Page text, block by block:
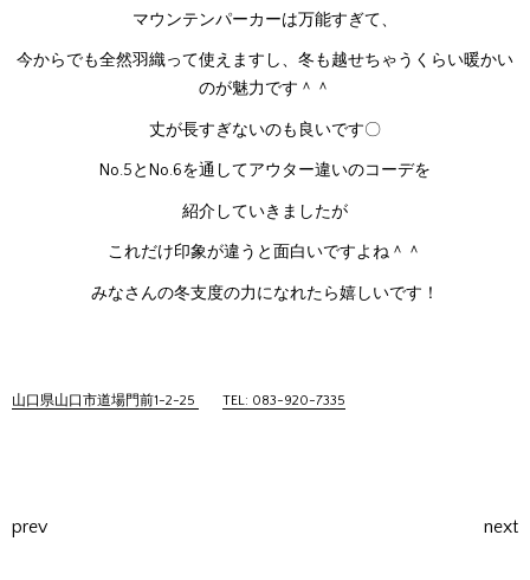
マウンテンパーカーは万能すぎて、
今からでも全然羽織って使えますし、冬も越せちゃうくらい暖かい
のが魅力です＾＾
丈が長すぎないのも良いです〇
No.5とNo.6を通してアウター違いのコーデを
紹介していきましたが
これだけ印象が違うと面白いですよね＾＾
みなさんの冬支度の力になれたら嬉しいです！
山口県山口市道場門前1-2-25 TEL: 083-920-7335
prev next